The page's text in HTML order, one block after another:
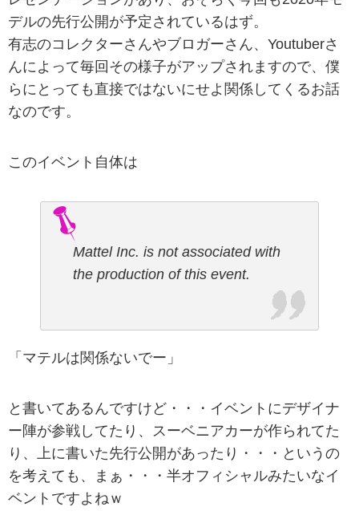
デルの先行公開が予定されているはず。
有志のコレクターさんやブロガーさん、Youtuberさ
んによって毎回その様子がアップされますので、僕
らにとっても直接ではないにせよ関係してくるお話
なのです。
このイベント自体は
Mattel Inc. is not associated with
the production of this event.
「マテルは関係ないでー」
と書いてあるんですけど・・・イベントにデザイナ
ー陣が参戦してたり、スーベニアカーが作られてた
り、上に書いた先行公開があったり・・・というの
を考えても、まぁ・・・半オフィシャルみたいなイ
ベントですよねｗ